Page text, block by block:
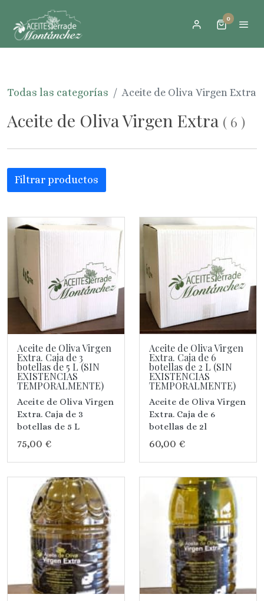
0
Todas las categorías Aceite de Oliva Virgen Extra
Aceite de Oliva Virgen Extra ( 6 )
Filtrar productos
Aceite de Oliva Virgen
Extra. Caja de 3
botellas de 5 L (SIN
EXISTENCIAS
TEMPORALMENTE)
Aceite de Oliva Virgen
Extra. Caja de 3
botellas de 5 L
75,00 €
Aceite de Oliva Virgen
Extra. Caja de 6
botellas de 2 L (SIN
EXISTENCIAS
TEMPORALMENTE)
Aceite de Oliva Virgen
Extra. Caja de 6
botellas de 2l
60,00 €